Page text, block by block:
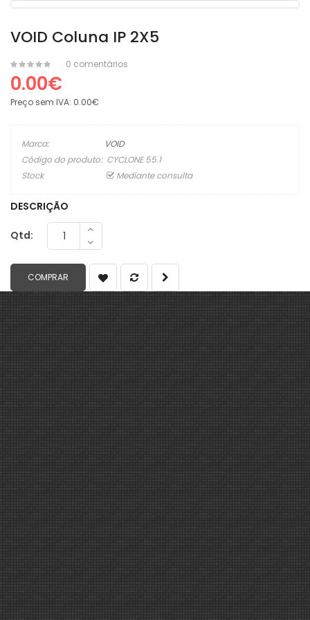
VOID Coluna IP 2X5
0 comentários
0.00€
Preço sem IVA: 0.00€
Marca:
VOID
Código do produto: CYCLONE 55.1
Stock
Mediante consulta
DESCRIÇÃO
Qtd: